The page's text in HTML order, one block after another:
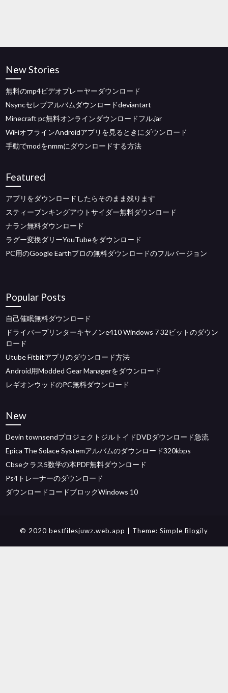
New Stories
無料のmp4ビデオプレーヤーダウンロード
Nsyncセレブアルバムダウンロードdeviantart
Minecraft pc無料オンラインダウンロードフル.jar
WiFiオフラインAndroidアプリを見るときにダウンロード
手動でmodをnmmにダウンロードする方法
Featured
アプリをダウンロードしたらそのまま残ります
スティーブンキングアウトサイダー無料ダウンロード
ナラン無料ダウンロード
ラグー変換ダリーYouTubeをダウンロード
PC用のGoogle Earthプロの無料ダウンロードのフルバージョン
Popular Posts
自己催眠無料ダウンロード
ドライバープリンターキヤノンe410 Windows 7 32ビットのダウン
ロード
Utube Fitbitアプリのダウンロード方法
Android用Modded Gear Managerをダウンロード
レギオンウッドのPC無料ダウンロード
New
Devin townsendプロジェクトジルトイドDVDダウンロード急流
Epica The Solace Systemアルバムのダウンロード320kbps
Cbseクラス5数学の本PDF無料ダウンロード
Ps4トレーナーのダウンロード
ダウンロードコードブロックWindows 10
© 2020 bestfilesjuwz.web.app | Theme: Simple Blogily